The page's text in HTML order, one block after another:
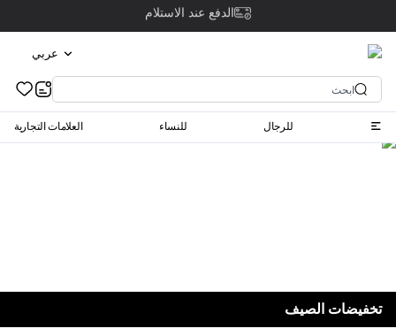
توصيل مجاني للطلبات التي تزيد عن 200 ريال سعودي
عربي
للرجال للنساء العلامات التجارية
تخفيضات الصيف